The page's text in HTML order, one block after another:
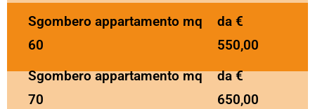
Sgombero appartamento mq
60
da €
550,00
Sgombero appartamento mq
70
da €
650,00